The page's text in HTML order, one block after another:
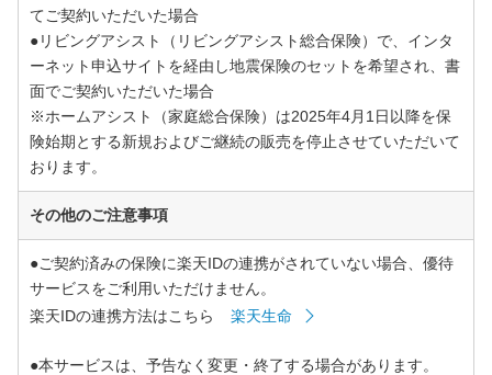
てご契約いただいた場合
●リビングアシスト（リビングアシスト総合保険）で、インタ
ーネット申込サイトを経由し地震保険のセットを希望され、書
面でご契約いただいた場合
※ホームアシスト（家庭総合保険）は2025年4月1日以降を保
険始期とする新規およびご継続の販売を停止させていただいて
おります。
その他のご注意事項
●ご契約済みの保険に楽天IDの連携がされていない場合、優待
サービスをご利用いただけません。
楽天IDの連携方法はこちら
楽天生命
●本サービスは、予告なく変更・終了する場合があります。